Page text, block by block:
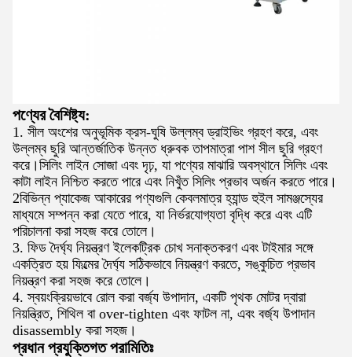
পণ্যের বৈশিষ্ট্য:
1. সীল অংশের অনুভূমিক ক্রস-ঘুষি উল্লম্ব ড্রাইভিং গ্রহণ করে, এবং
উল্লম্ব ছুরি আন্তর্জাতিক উন্নত ধ্রুবক তাপমাত্রা পাশ সীল ছুরি গ্রহণ
করে।সিলিং লাইন সোজা এবং দৃঢ়, যা পণ্যের মাঝারি অবস্থানে সিলিং এবং
কাটা লাইন নিশ্চিত করতে পারে এবং নিখুঁত সিলিং প্রভাব অর্জন করতে পারে।
2বিভিন্ন প্যাকেজ আকারের পণ্যগুলি কেবলমাত্র হ্যান্ড হুইল সামঞ্জস্যের
মাধ্যমে সম্পন্ন করা যেতে পারে, যা নির্ভরযোগ্যতা বৃদ্ধি করে এবং এটি
পরিচালনা করা সহজ করে তোলে।
3. ফিড দৈর্ঘ্য নিয়ন্ত্রণ ইলেকট্রিক চোখ সনাক্তকরণ এবং টাইমার সঙ্গে
একত্রিত হয় ফিল্মের দৈর্ঘ্য সঠিকভাবে নিয়ন্ত্রণ করতে, সঙ্কুচিত প্রভাব
নিয়ন্ত্রণ করা সহজ করে তোলে।
4. স্বয়ংক্রিয়ভাবে রোল করা বর্জ্য উপাদান, একটি পৃথক মোটর দ্বারা
নিয়ন্ত্রিত, শিথিল বা over-tighten এবং ফাটল না, এবং বর্জ্য উপাদান
disassembly করা সহজ।
প্রধান প্রযুক্তিগত পরামিতিঃ